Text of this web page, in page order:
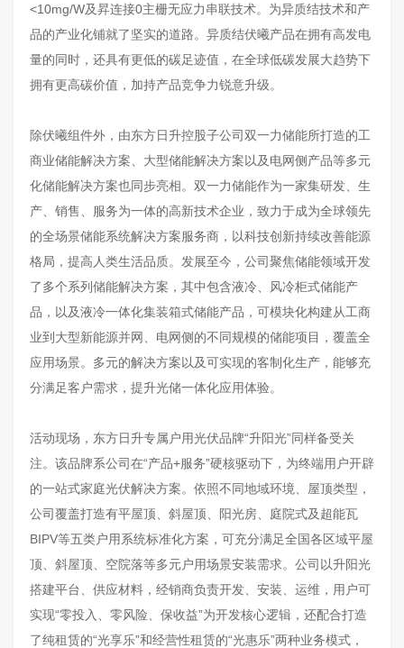
<10mg/W及昇连接0主栅无应力串联技术。为异质结技术和产
品的产业化铺就了坚实的道路。异质结伏曦产品在拥有高发电
量的同时，还具有更低的碳足迹值，在全球低碳发展大趋势下
拥有更高碳价值，加持产品竞争力锐意升级。
除伏曦组件外，由东方日升控股子公司双一力储能所打造的工
商业储能解决方案、大型储能解决方案以及电网侧产品等多元
化储能解决方案也同步亮相。双一力储能作为一家集研发、生
产、销售、服务为一体的高新技术企业，致力于成为全球领先
的全场景储能系统解决方案服务商，以科技创新持续改善能源
格局，提高人类生活品质。发展至今，公司聚焦储能领域开发
了多个系列储能解决方案，其中包含液冷、风冷柜式储能产
品，以及液冷一体化集装箱式储能产品，可模块化构建从工商
业到大型新能源并网、电网侧的不同规模的储能项目，覆盖全
应用场景。多元的解决方案以及可实现的客制化生产，能够充
分满足客户需求，提升光储一体化应用体验。
活动现场，东方日升专属户用光伏品牌“升阳光”同样备受关
注。该品牌系公司在“产品+服务”硬核驱动下，为终端用户开辟
的一站式家庭光伏解决方案。依照不同地域环境、屋顶类型，
公司覆盖打造有平屋顶、斜屋顶、阳光房、庭院式及超能瓦
BIPV等五类户用系统标准化方案，可充分满足全国各区域平屋
顶、斜屋顶、空院落等多元户用场景安装需求。公司以升阳光
搭建平台、供应材料，经销商负责开发、安装、运维，用户可
实现“零投入、零风险、保收益”为开发核心逻辑，还配合打造
了纯租赁的“光享乐”和经营性租赁的“光惠乐”两种业务模式，